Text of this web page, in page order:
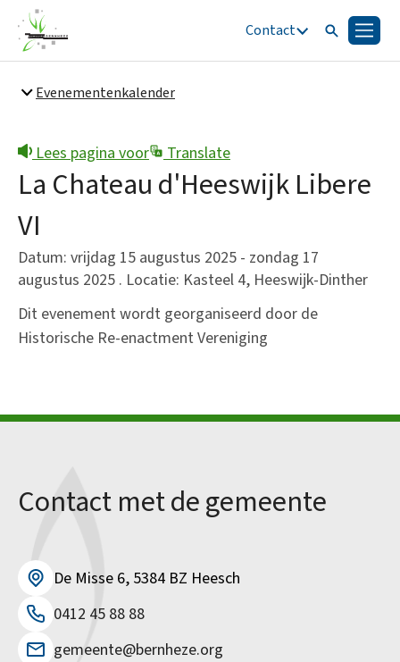
Contact ZoekenMenu
Snel naar
Bestuur en organisatie
Evenementenkalender
Lees pagina voor Translate
La Chateau d'Heeswijk Libere
VI
Datum: vrijdag 15 augustus 2025 - zondag 17
augustus 2025 . Locatie: Kasteel 4, Heeswijk-Dinther
Dit evenement wordt georganiseerd door de
Historische Re-enactment Vereniging
Contact met de gemeente
De Misse 6, 5384 BZ Heesch
0412 45 88 88
gemeente@bernheze.org